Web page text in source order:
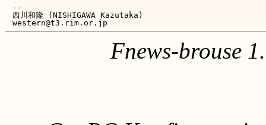
--
西川和隆 (NISHIGAWA Kazutaka)
Fnews-brouse